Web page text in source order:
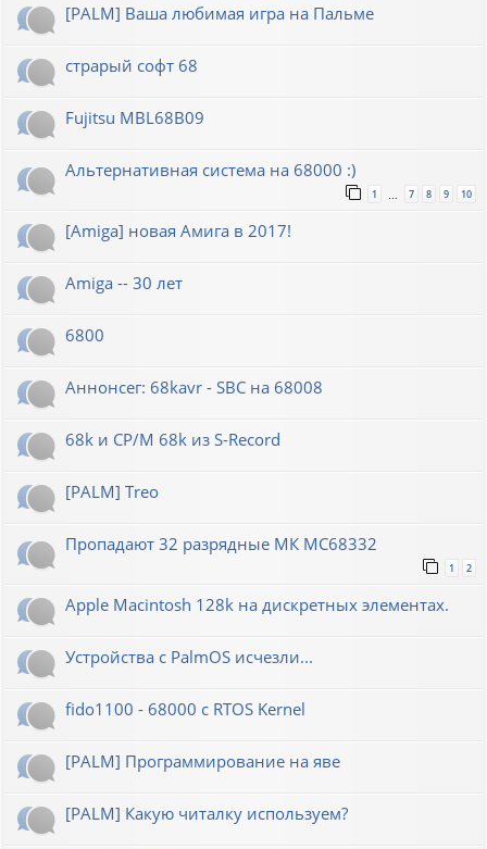
[PALM] Ваша любимая игра на Пальме
страрый софт 68
Fujitsu MBL68B09
Альтернативная система на 68000 :)
1 7 8 9 10
[Amiga] новая Амига в 2017!
Amiga -- 30 лет
6800
Аннонсег: 68kavr - SBC на 68008
68k и CP/M 68k из S-Record
[PALM] Treo
Пропадают 32 разрядные МК МС68332
1 2
Apple Macintosh 128k на дискретных элементах.
Устройства с PalmOS исчезли...
fido1100 - 68000 с RTOS Kernel
[PALM] Программирование на яве
[PALM] Какую читалку используем?